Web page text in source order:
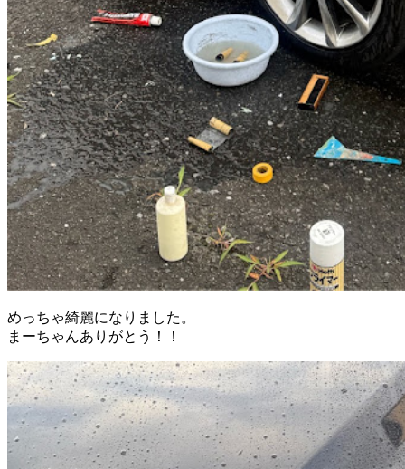
めっちゃ綺麗になりました。
まーちゃんありがとう！！